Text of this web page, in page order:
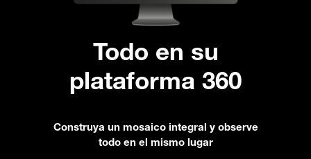
Todo en su
plataforma 360
Construya un mosaico integral y observe
todo en el mismo lugar